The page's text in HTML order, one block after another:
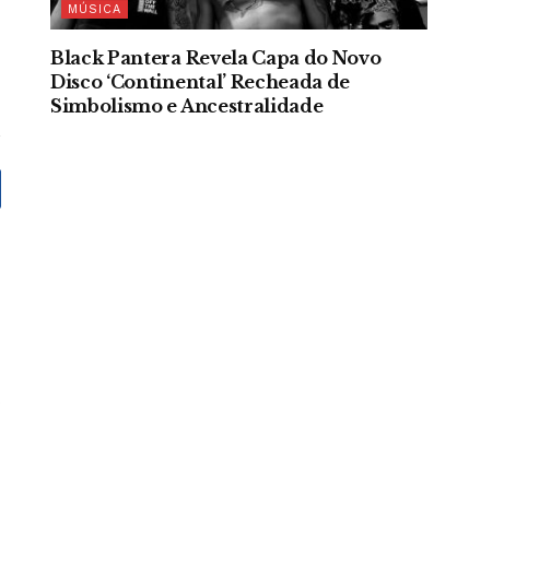
MÚSICA
Black Pantera Revela Capa do Novo
Disco ‘Continental’ Recheada de
Simbolismo e Ancestralidade